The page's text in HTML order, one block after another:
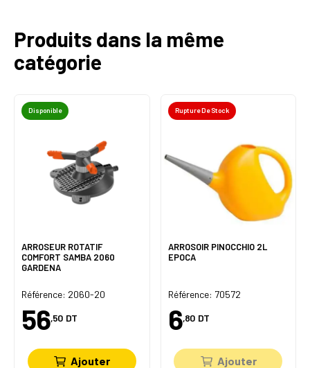
Produits dans la même
catégorie
Disponible
ARROSEUR ROTATIF
COMFORT SAMBA 2060
GARDENA
Référence: 2060-20
56,50 DT
Ajouter
Rupture De Stock
ARROSOIR PINOCCHIO 2L
EPOCA
Référence: 70572
6,80 DT
Ajouter